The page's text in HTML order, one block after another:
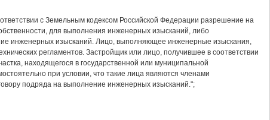
с Земельным кодексом Российской Федерации разрешение на
для выполнения инженерных изысканий, либо
инженерных изысканий. Лицо, выполняющее инженерные изыскания,
регламентов. Застройщик или лицо, получившее в соответствии
находящегося в государственной или муниципальной
при условии, что такие лица являются членами
подряда на выполнение инженерных изысканий.";